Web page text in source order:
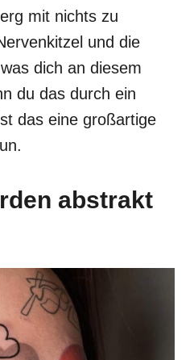
mit nichts zu
und die
dich an diesem
du das durch ein
das eine großartige
abstrakt